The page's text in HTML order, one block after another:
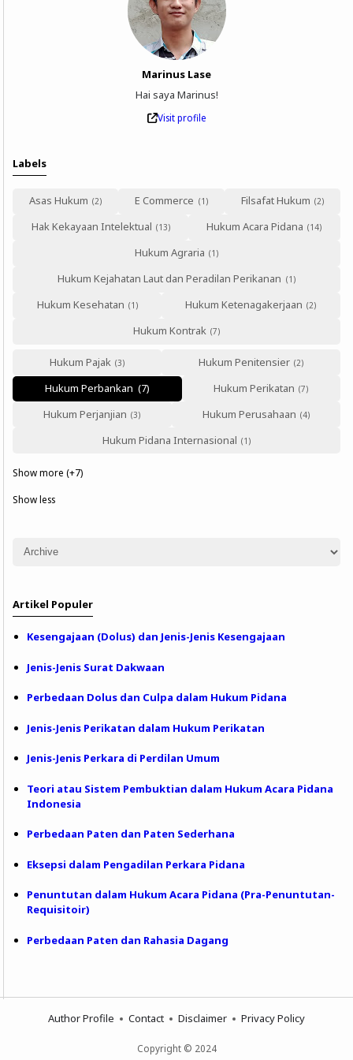
Marinus Lase
Hai saya Marinus!
Visit profile
Labels
Asas Hukum E Commerce
Filsafat Hukum
Hak Kekayaan Intelektual
Hukum Acara Pidana
Hukum Agraria
Hukum Kejahatan Laut dan Peradilan Perikanan
Hukum Kesehatan
Hukum Ketenagakerjaan
Hukum Kontrak
Hukum Pajak
Hukum Penitensier
Hukum Perbankan
Hukum Perikatan
Hukum Perjanjian
Hukum Perusahaan
Hukum Pidana Internasional
Show more (+7)
Show less
Artikel Populer
Kesengajaan (Dolus) dan Jenis-Jenis Kesengajaan
Jenis-Jenis Surat Dakwaan
Perbedaan Dolus dan Culpa dalam Hukum Pidana
Jenis-Jenis Perikatan dalam Hukum Perikatan
Jenis-Jenis Perkara di Perdilan Umum
Teori atau Sistem Pembuktian dalam Hukum Acara Pidana
Indonesia
Perbedaan Paten dan Paten Sederhana
Eksepsi dalam Pengadilan Perkara Pidana
Penuntutan dalam Hukum Acara Pidana (Pra-Penuntutan-
Requisitoir)
Perbedaan Paten dan Rahasia Dagang
Author Profile Contact Disclaimer Privacy Policy
Copyright © 2024